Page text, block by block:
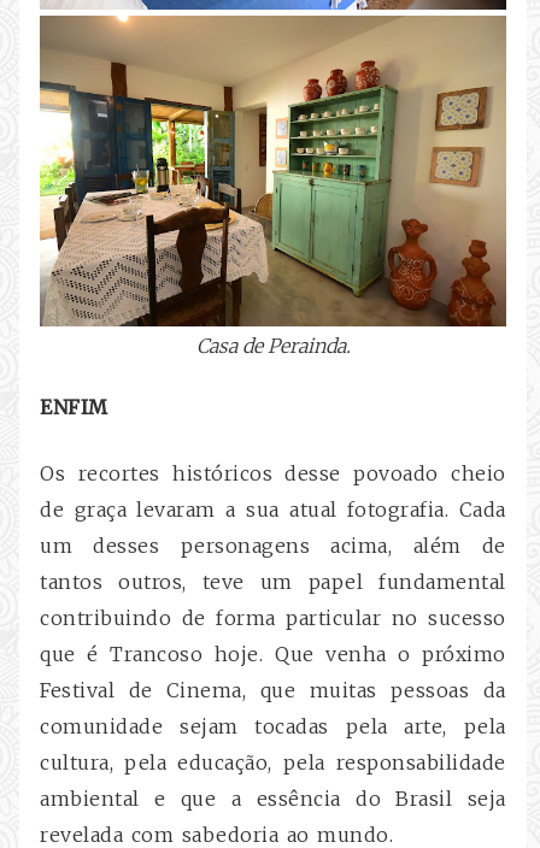
Casa de Perainda.
ENFIM
Os recortes históricos desse povoado cheio
de graça levaram a sua atual fotografia. Cada
um desses personagens acima, além de
tantos outros, teve um papel fundamental
contribuindo de forma particular no sucesso
que é Trancoso hoje. Que venha o próximo
Festival de Cinema, que muitas pessoas da
comunidade sejam tocadas pela arte, pela
cultura, pela educação, pela responsabilidade
ambiental e que a essência do Brasil seja
revelada com sabedoria ao mundo.